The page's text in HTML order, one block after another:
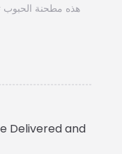
هذه مطحنة
Delivered and